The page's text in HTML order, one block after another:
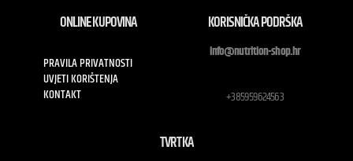
ONLINE KUPOVINA
PRAVILA PRIVATNOSTI
UVJETI KORIŠTENJA
KONTAKT
KORISNIČKA PODRŠKA
info@nutrition-shop.hr
+385959624563
TVRTKA